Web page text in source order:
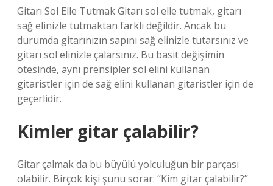
Gitarı Sol Elle Tutmak Gitarı sol elle tutmak, gitarı
sağ elinizle tutmaktan farklı değildir. Ancak bu
durumda gitarınızın sapını sağ elinizle tutarsınız ve
gitarı sol elinizle çalarsınız. Bu basit değişimin
ötesinde, aynı prensipler sol elini kullanan
gitaristler için de sağ elini kullanan gitaristler için de
geçerlidir.
Kimler gitar çalabilir?
Gitar çalmak da bu büyülü yolculuğun bir parçası
olabilir. Birçok kişi şunu sorar: “Kim gitar çalabilir?”